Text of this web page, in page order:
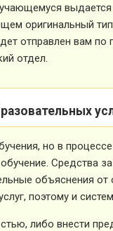
оригинальный
отправлен вам
отдел.
но в
Средства
объяснения
поэтому и
либо внести